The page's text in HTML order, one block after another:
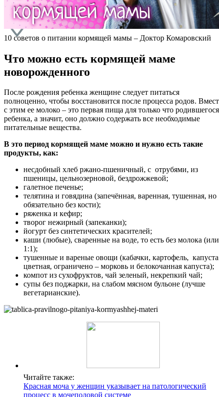
10 советов о питании кормящей мамы – Доктор Комаровский
Что можно есть кормящей маме
новорожденного
После рождения ребенка женщине следует питаться
полноценно, чтобы восстановится после процесса родов.
с этим ее молоко – это первая пища для только что родившегося
ребенка, а значит, оно должно содержать все необходимые
питательные вещества.
В это период кормящей маме можно и нужно есть такие
продукты, как:
несдобный хлеб ржано-пшеничный, с отрубями, из
пшеницы, цельнозерновой, бездрожжевой;
галетное печенье;
телятина и говядина (запечённая, варенная, тушенная, но
обязательно без кости);
ряженка и кефир;
творог нежирный (запеканки);
йогурт без синтетических красителей;
каши (любые), сваренные на воде, то есть без молока (или
1:1);
тушенные и вареные овощи (кабачки, картофель, капуста
цветная, ограничено – морковь и белокочанная капуста);
компот из сухофруктов, чай зеленый, некрепкий чай;
супы без поджарки, на слабом мясном бульоне (лучше
вегетарианские).
Читайте также:
Красная моча у женщин указывает на патологический
процесс в мочеполовой системе